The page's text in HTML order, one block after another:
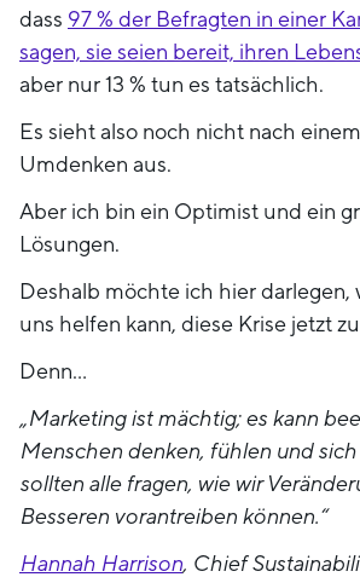
dass 97 % der Befragten in einer
sagen, sie seien bereit, ihren
aber nur 13 % tun es tatsächlich.
Es sieht also noch nicht nach
Umdenken aus.
Aber ich bin ein Optimist und ein
Lösungen.
Deshalb möchte ich hier darlegen,
uns helfen kann, diese Krise jetzt
Denn…
„Marketing ist mächtig; es kann
Menschen denken, fühlen und
sollten alle fragen, wie wir
Besseren vorantreiben können.“
Hannah Harrison, Chief